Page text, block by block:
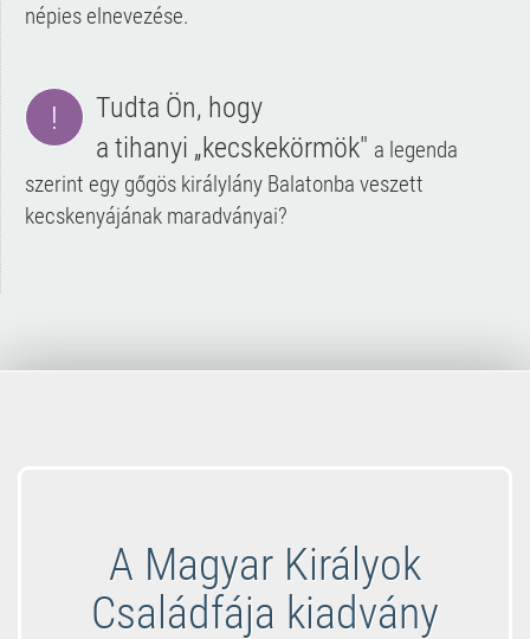
népies elnevezése.
!
Tudta Ön, hogy
a tihanyi „kecskekörmök" a legenda
szerint egy gőgös királylány Balatonba veszett
kecskenyájának maradványai?
A Magyar Királyok
Családfája kiadvány